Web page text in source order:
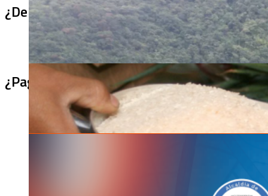
¿De qué sirve un puente terminado si no
¿Pagaron menos de lo permitido por el